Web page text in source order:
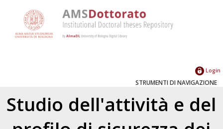
Login
STRUMENTI DI NAVIGAZIONE
Studio dell'attività e del